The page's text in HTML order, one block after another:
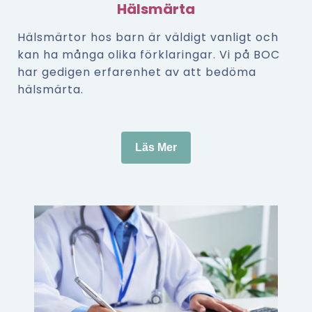
Hälsmärta
Hälsmärtor hos barn är väldigt vanligt och
kan ha många olika förklaringar. Vi på BOC
har gedigen erfarenhet av att bedöma
hälsmärta.
Läs Mer